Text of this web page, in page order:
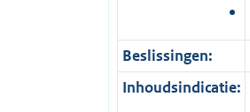
Beslissingen:
Inhoudsindicatie: